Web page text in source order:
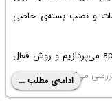
و نصب بسته‌ی خاصی
و aptX HD می‌پردازیم و روش فعال
می‌کنیم.ادامه‌ی مطلب ...